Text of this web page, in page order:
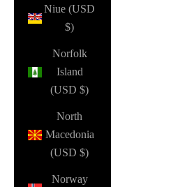
Niue (USD
$)
Norfolk
Island
(USD $)
North
Macedonia
(USD $)
Norway